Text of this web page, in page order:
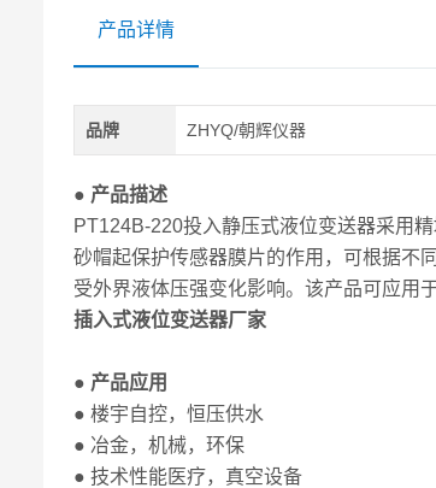
产品详情
品牌 ZHYQ/朝辉仪器
● 产品描述
PT124B-220投入静压式液位变送器采用
砂帽起保护传感器膜片的作用，可根据不
受外界液体压强变化影响。该产品可应用
插入式液位变送器厂家
● 产品应用
● 楼宇自控，恒压供水
● 冶金，机械，环保
● 技术性能医疗，真空设备